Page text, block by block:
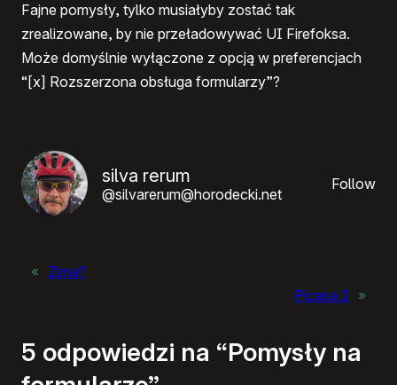
Fajne pomysły, tylko musiałyby zostać tak
zrealizowane, by nie przeładowywać UI Firefoksa.
Może domyślnie wyłączone z opcją w preferencjach
“[x] Rozszerzona obsługa formularzy”?
silva rerum
@silvarerum@horodecki.net
Follow
« Zima?
Picasa 2 »
5 odpowiedzi na “Pomysły na